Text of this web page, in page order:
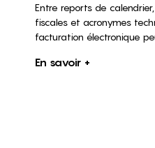
Entre reports de
fiscales et acronymes
facturation électronique
En savoir +